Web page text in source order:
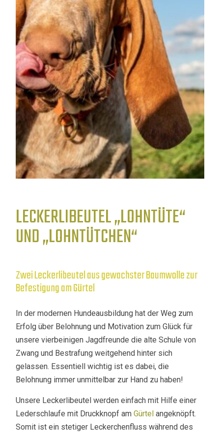
LECKERLIBEUTEL „LOHNTÜTE“
UND „LOHNTÜTCHEN“
Zwei Leckerlibeutel aus gewachster Baumwolle zur
Befestigung am Gürtel
In der modernen Hundeausbildung hat der Weg zum
Erfolg über Belohnung und Motivation zum Glück für
unsere vierbeinigen Jagdfreunde die alte Schule von
Zwang und Bestrafung weitgehend hinter sich
gelassen. Essentiell wichtig ist es dabei, die
Belohnung immer unmittelbar zur Hand zu haben!
Unsere Leckerlibeutel werden einfach mit Hilfe einer
Lederschlaufe mit Druckknopf amGürtel angeknöpft.
Somit ist ein stetiger Leckerchenfluss während des